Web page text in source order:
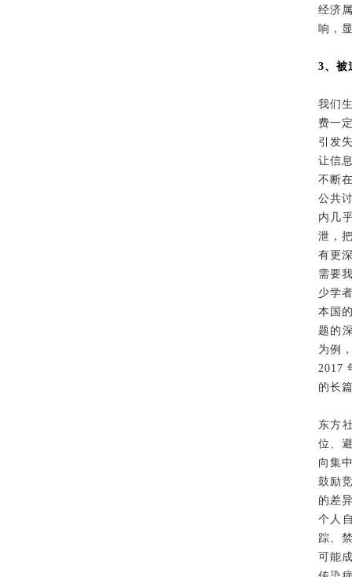
经济
响，
3、被
我们
费一
引发
让信
不断
公共
内几
泄，
有更
需要
少学
本国
题的
为例
2017
的长
东方
位、
向集
鼓励
的差
个人
踪、
可能